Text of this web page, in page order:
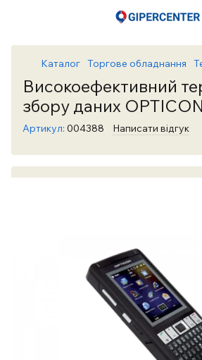
Каталог Торгове обладнання
Високоефективний
збору даних
Артикул: 004388 Написати відгук